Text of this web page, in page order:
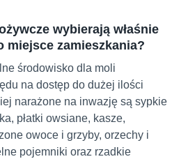
wybierają właśnie
miejsce zamieszkania?
środowisko dla moli
na dostęp do dużej ilości
narażone na inwazję są sypkie
płatki owsiane, kasze,
owoce i grzyby, orzechy i
pojemniki oraz rzadkie